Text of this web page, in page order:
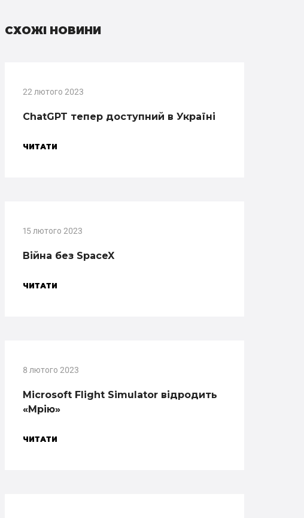
СХОЖІ НОВИНИ
22 лютого 2023
ChatGPT тепер доступний в Україні
ЧИТАТИ
15 лютого 2023
Війна без SpaceX
ЧИТАТИ
8 лютого 2023
Microsoft Flight Simulator відродить
«Мрію»
ЧИТАТИ